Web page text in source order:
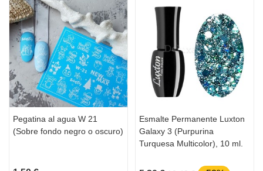
Pegatina al agua W 21
(Sobre fondo negro o oscuro)
Esmalte Permanente Luxton
Galaxy 3 (Purpurina
Turquesa Multicolor), 10 ml.